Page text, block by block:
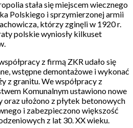
stała się miejscem wiecznego
Polskiego i sprzymierzonej armii
którzy zginęli w 1920 r.
polskie wyniosły kilkuset
z firmą ZKR udało się
wstępne demontażowe i wykonać
z granitu. We współpracy z
Komunalnym ustawiono nowe
ułożono z płytek betonowych
i zabezpieczono większość
z lat 30. XX wieku.